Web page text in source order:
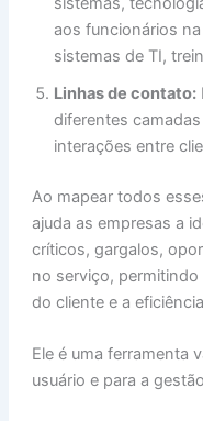
aos funcionários
sistemas de TI,
Linhas de contato:
diferentes
interações entre
Ao mapear todos
ajuda as empresas a
críticos, gargalos,
no serviço, permitindo
do cliente e a
Ele é uma ferramenta
usuário e para a